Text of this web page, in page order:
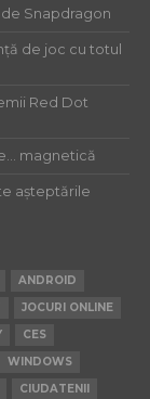
de Snapdragon
de joc cu totul
Red Dot
magnetică
așteptările
ANDROID
JOCURI ONLINE
CES
WINDOWS
CIUDATENII